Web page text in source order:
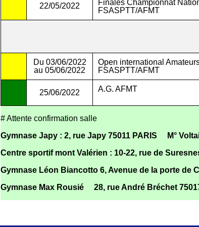
22/05/2022
Finales Championnat
FSASPTT/AFMT
Du 03/06/2022
au 05/06/2022
Open international
FSASPTT/AFMT
25/06/2022 A.G. AFMT
# Attente confirmation salle
Gymnase Japy : 2, rue Japy 75011 PARIS M°
Centre sportif mont Valérien : 10-22, rue de
Gymnase Léon Biancotto 6, Avenue de la porte de
Gymnase Max Rousié 28, rue André Bréchet